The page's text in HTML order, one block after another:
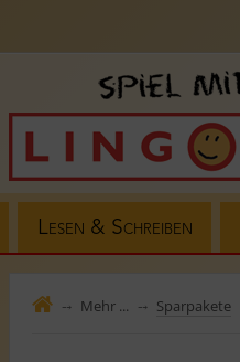
Lesen & Schreiben
⤍ Mehr ... ⤍ Sparpakete